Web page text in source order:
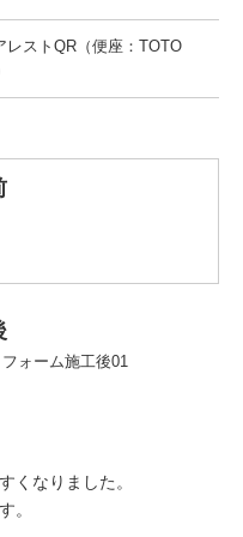
レストQR（便座：TOTO
くなりました。
。